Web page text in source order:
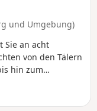
und Umgebung)
Sie an acht
von den Tälern
hin zum